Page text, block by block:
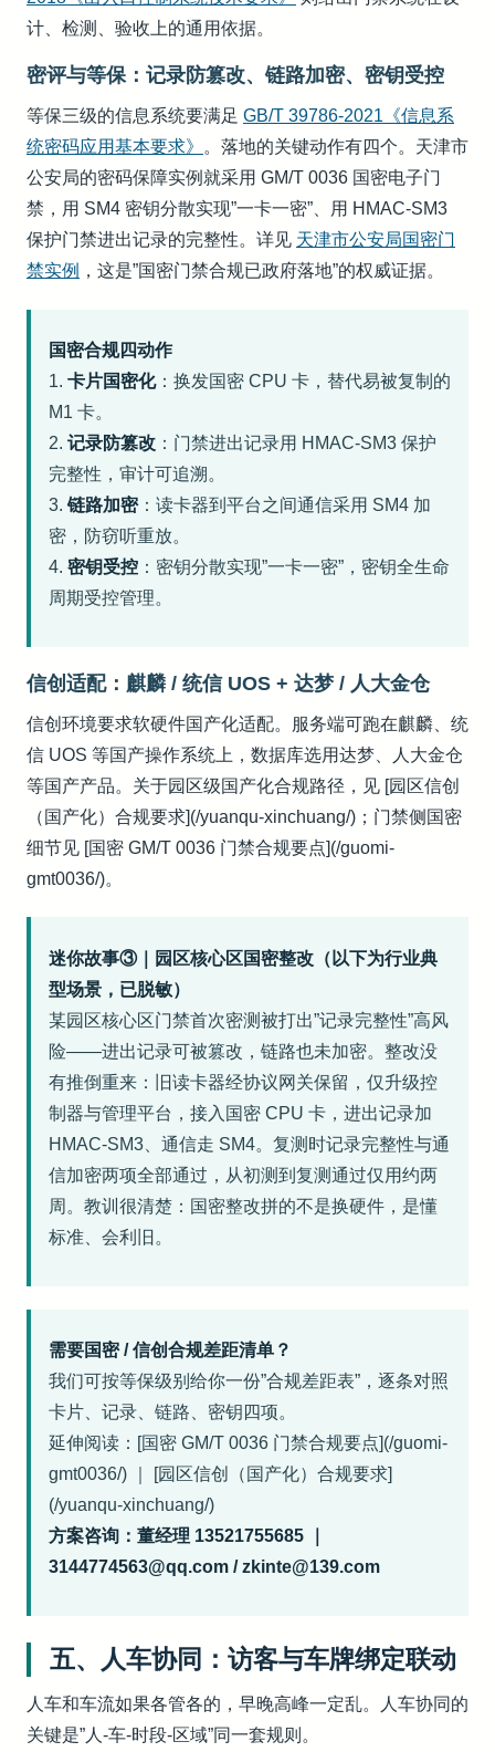
计、检测、验收上的通用依据。
密评与等保：记录防篡改、链路加密、密钥受控
等保三级的信息系统要满足 GB/T 39786-2021《信息系
统密码应用基本要求》
。落地的关键动作有四个。天津市
公安局的密码保障实例就采用 GM/T 0036 国密电子门
禁，用 SM4 密钥分散实现”一卡一密”、用 HMAC-SM3
保护门禁进出记录的完整性。详见 天津市公安局国密门
禁实例 ，这是”国密门禁合规已政府落地”的权威证据。
国密合规四动作
1. 卡片国密化：换发国密 CPU 卡，替代易被复制的
M1 卡。
2. 记录防篡改 ：门禁进出记录用 HMAC-SM3 保护
完整性，审计可追溯。
3. 链路加密：读卡器到平台之间通信采用 SM4 加
密，防窃听重放。
4. 密钥受控 ：密钥分散实现”一卡一密”，密钥全生命
周期受控管理。
信创适配：麒麟 / 统信 UOS + 达梦 / 人大金仓
信创环境要求软硬件国产化适配。服务端可跑在麒麟、统
信 UOS 等国产操作系统上，数据库选用达梦、人大金仓
等国产产品。关于园区级国产化合规路径，见 [园区信创
（国产化）合规要求](/yuanqu-xinchuang/)；门禁侧国密
细节见 [国密 GM/T 0036 门禁合规要点](/guomi-
gmt0036/)。
迷你故事③｜园区核心区国密整改（以下为行业典
型场景，已脱敏）
某园区核心区门禁首次密测被打出”记录完整性”高风
险——进出记录可被篡改，链路也未加密。整改没
有推倒重来：旧读卡器经协议网关保留，仅升级控
制器与管理平台，接入国密 CPU 卡，进出记录加
HMAC-SM3、通信走 SM4。复测时记录完整性与通
信加密两项全部通过，从初测到复测通过仅用约两
周。教训很清楚：国密整改拼的不是换硬件，是懂
标准、会利旧。
需要国密 / 信创合规差距清单？
我们可按等保级别给你一份”合规差距表”，逐条对照
卡片、记录、链路、密钥四项。
延伸阅读：[国密 GM/T 0036 门禁合规要点](/guomi-
gmt0036/) ｜ [园区信创（国产化）合规要求]
(/yuanqu-xinchuang/)
方案咨询：董经理 13521755685 ｜
3144774563@qq.com / zkinte@139.com
五、人车协同：访客与车牌绑定联动
人车和车流如果各管各的，早晚高峰一定乱。人车协同的
关键是”人-车-时段-区域”同一套规则。